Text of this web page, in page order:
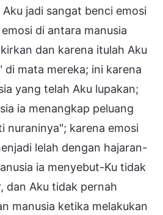
jadi sangat benci emosi
di antara manusia
dan karena itulah Aku
di mata mereka; ini karena
yang telah Aku lupakan;
ia menangkap peluang
nuraninya"; karena emosi
lelah dengan hajaran-
ia menyebut-Ku tidak
dan Aku tidak pernah
manusia ketika melakukan